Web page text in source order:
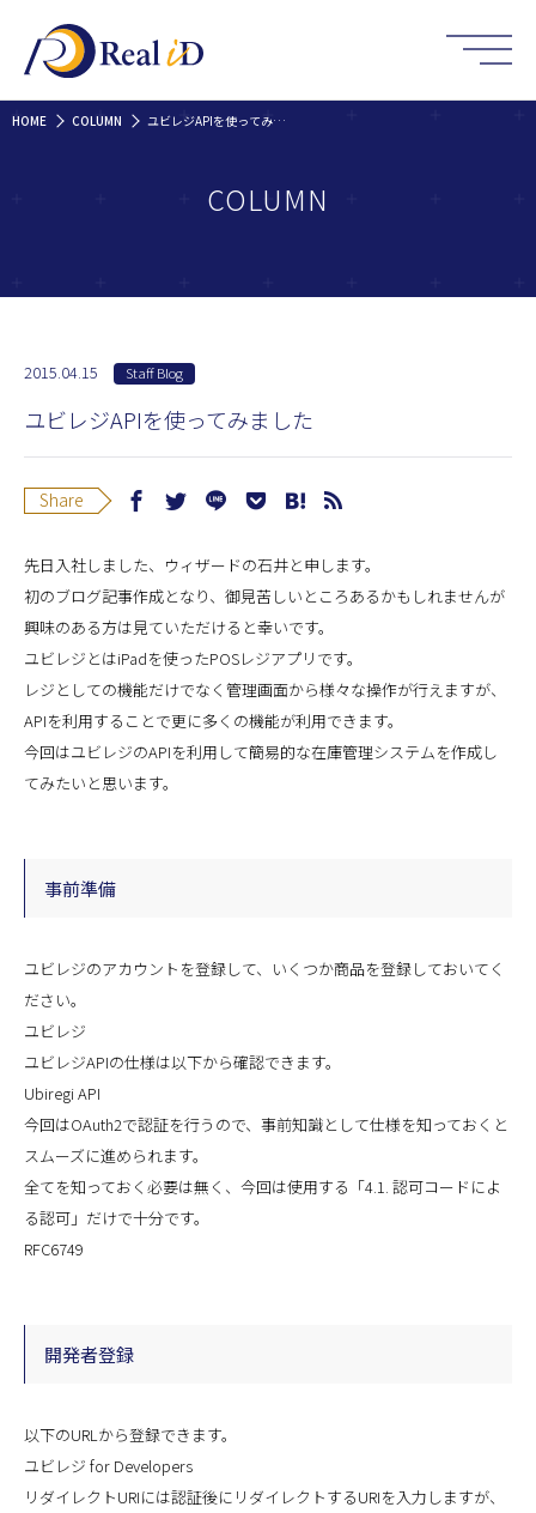
HOME COLUMN ユビレジAPIを使ってみました
COLUMN
2015.04.15 Staff Blog
ユビレジAPIを使ってみました
Share
先日入社しました、ウィザードの石井と申します。
初のブログ記事作成となり、御見苦しいところあるかもしれませんが
興味のある方は見ていただけると幸いです。
ユビレジとはiPadを使ったPOSレジアプリです。
レジとしての機能だけでなく管理画面から様々な操作が行えますが、
APIを利用することで更に多くの機能が利用できます。
今回はユビレジのAPIを利用して簡易的な在庫管理システムを作成し
てみたいと思います。
事前準備
ユビレジのアカウントを登録して、いくつか商品を登録しておいてく
ださい。
ユビレジ
ユビレジAPIの仕様は以下から確認できます。
Ubiregi API
今回はOAuth2で認証を行うので、事前知識として仕様を知っておくと
スムーズに進められます。
全てを知っておく必要は無く、今回は使用する「4.1. 認可コードによ
る認可」だけで十分です。
RFC6749
開発者登録
以下のURLから登録できます。
ユビレジ for Developers
リダイレクトURIには認証後にリダイレクトするURIを入力しますが、